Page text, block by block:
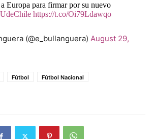
Europa para firmar por su nuevo
https://t.co/Oi79Ldawqo
(@e_bullanguera) August 29,
Fútbol
Fútbol Nacional